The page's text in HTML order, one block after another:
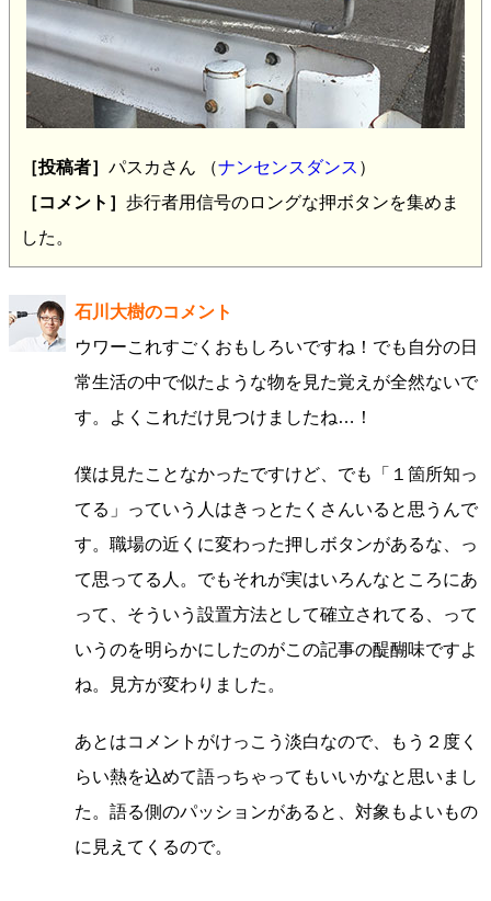
［投稿者］ パスカさん （ナンセンスダンス ）
［コメント］ 歩行者用信号のロングな押ボタンを集めま
した。
石川大樹のコメント
ウワーこれすごくおもしろいですね！でも自分の日
常生活の中で似たような物を見た覚えが全然ないで
す。よくこれだけ見つけましたね…！
僕は見たことなかったですけど、でも「１箇所知っ
てる」っていう人はきっとたくさんいると思うんで
す。職場の近くに変わった押しボタンがあるな、っ
て思ってる人。でもそれが実はいろんなところにあ
って、そういう設置方法として確立されてる、って
いうのを明らかにしたのがこの記事の醍醐味ですよ
ね。見方が変わりました。
あとはコメントがけっこう淡白なので、もう２度く
らい熱を込めて語っちゃってもいいかなと思いまし
た。語る側のパッションがあると、対象もよいもの
に見えてくるので。